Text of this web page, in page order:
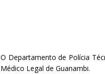
O Departamento de Polícia
Médico Legal de Guanambi.